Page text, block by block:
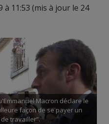
à 11:53 (mis à jour le 24
Macron déclare le
façon de se payer un
travailler”.